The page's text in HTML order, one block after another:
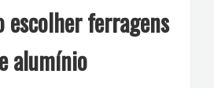
escolher ferragens
alumínio